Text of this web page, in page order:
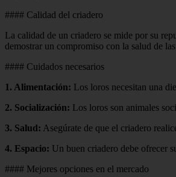
#### Calidad del criadero
La calidad de un criadero se mide por su
demostrar un compromiso con la salud de
#### Cuidados necesarios
1. Alimentación: Los loros necesitan una
2. Socialización: Los loros son animales
3. Salud: Asegúrate de que el criadero
4. Espacio: Un buen criadero debe ofrecer
#### Mejores opciones en el mercado